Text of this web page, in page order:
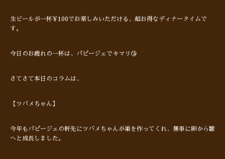
生ビールが一杯¥100でお楽しみいただける、超お得なディナータイムで
す。
今日のお疲れの一杯は、パピージェでキマリ😘
さてさて本日のコラムは、
【ツバメちゃん】
今年もパピージェの軒先にツバメちゃんが巣を作ってくれ、無事に卵から雛
へと成長しました。